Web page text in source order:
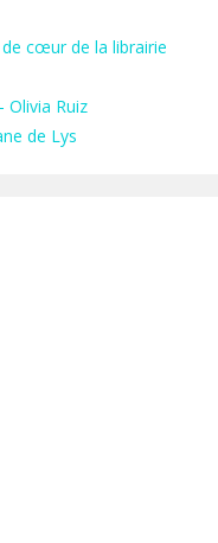
cœur de la librairie
Olivia Ruiz
de Lys